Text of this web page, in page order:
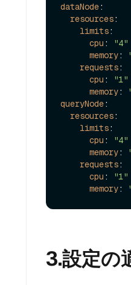
dataNode:
resources:
limits:
cpu :
"4"
memory:
requests:
cpu :
"1"
memory:
queryNode:
resources:
limits:
cpu :
"4"
memory:
requests:
cpu :
"1"
memory:
3.設定の